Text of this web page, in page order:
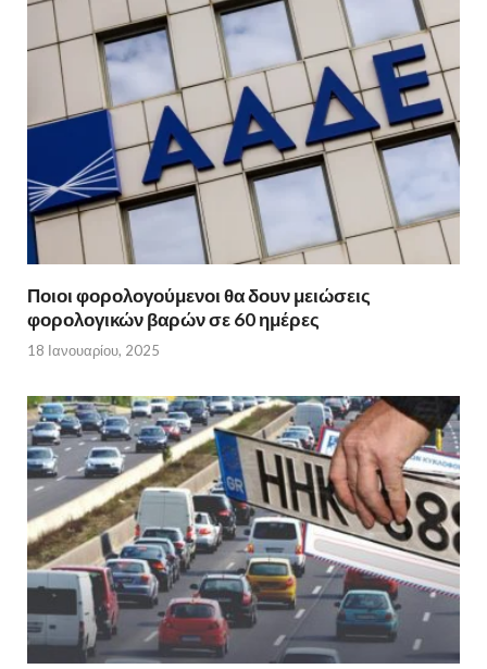
Ποιοι φορολογούμενοι θα δουν μειώσεις
φορολογικών βαρών σε 60 ημέρες
18 Ιανουαρίου, 2025